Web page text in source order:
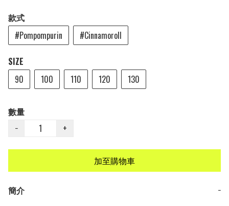
款式
#Pompompurin
#Cinnamoroll
SIZE
90
100 110 120 130
數量
−
+
加至購物車
簡介
−